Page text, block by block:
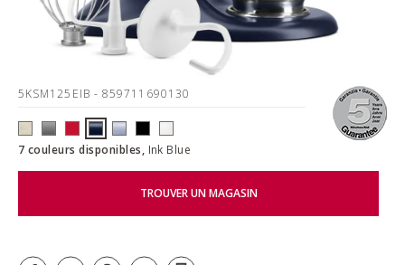
5KSM125EIB - 859711690130
7 couleurs disponibles, Ink Blue
TROUVER UN MAGASIN